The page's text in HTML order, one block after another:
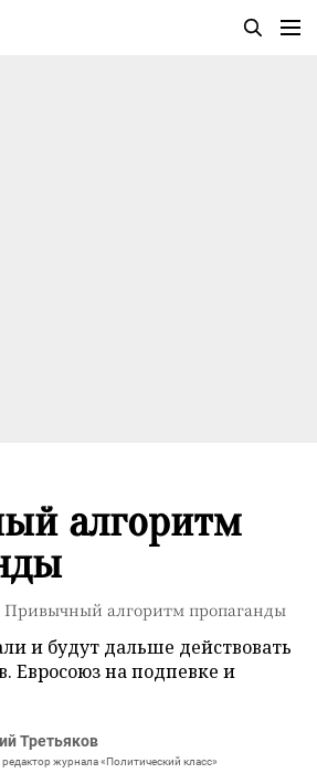
алгоритм
Привычный алгоритм пропаганды
и будут дальше действовать
Евросоюз на подпевке и
Третьяков
журнала «Политический класс»